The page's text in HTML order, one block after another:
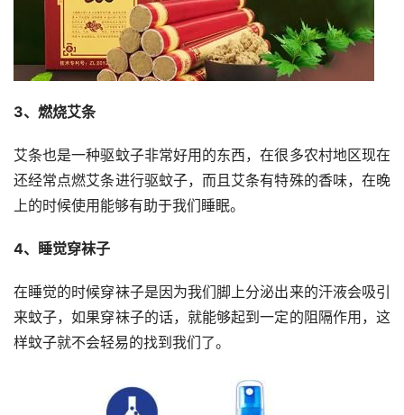
3、燃烧艾条
艾条也是一种驱蚊子非常好用的东西，在很多农村地区现在
还经常点燃艾条进行驱蚊子，而且艾条有特殊的香味，在晚
上的时候使用能够有助于我们睡眠。
4、睡觉穿袜子
在睡觉的时候穿袜子是因为我们脚上分泌出来的汗液会吸引
来蚊子，如果穿袜子的话，就能够起到一定的阻隔作用，这
样蚊子就不会轻易的找到我们了。